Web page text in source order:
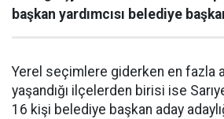
başkan yardımcısı belediye
Yerel seçimlere giderken en fazla
yaşandığı ilçelerden birisi ise
16 kişi belediye başkan aday